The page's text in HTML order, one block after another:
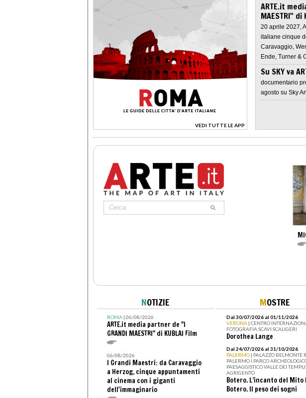
VEDI TUTTE LE APP
>
ARTE.it
MAESTRI" di
20 aprile 2027,
italiane cinque
Caravaggio,
Ende, Turner &
Su SKY va
documentario
agosto su Sky
NOTIZIE
ROMA| 06/08/2026
ARTE.it media partner de "I
GRANDI MAESTRI" di KUBLAI Film
06/08/2026
I Grandi Maestri: da Caravaggio
a Herzog, cinque appuntamenti
al cinema con i giganti
dell'immaginario
MOSTRE
Dal 30/07/2026 al 01/11/2026
VERONA | CENTRO
FOTOGRAFIA SCAVI SCALIGERI
Dorothea Lange
Dal 24/07/2026 al 31/10/2026
PALERMO | PALAZZO BELMONTE
PALERMO I PARCO
PAESAGGISTICO VALLE DEI TEMPLI
AGRIGENTO
Botero. L’incanto del Mito I
Botero. Il peso dei sogni